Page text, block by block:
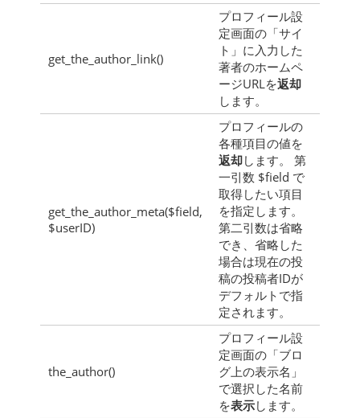
get_the_author_link()
プロフィール設
定画面の「サイ
ト」に入力した
著者のホームペ
ージURLを返却
します。
get_the_author_meta($field,
$userID)
プロフィールの
各種項目の値を
返却します。 第
一引数 $field で
取得したい項目
を指定します。
第二引数は省略
でき、省略した
場合は現在の投
稿の投稿者IDが
デフォルトで指
定されます。
the_author()
プロフィール設
定画面の「ブロ
グ上の表示名」
で選択した名前
を表示します。